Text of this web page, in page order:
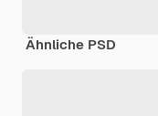
Ähnliche PSD